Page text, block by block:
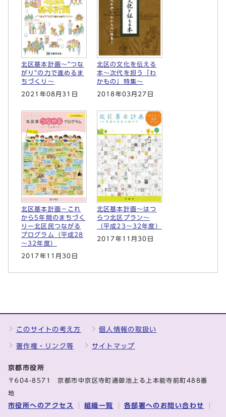
北区基本計画～”つな
がり”の力で進めるま
ちづくり～
2021年08月31日
北区の文化を伝える
本～次代を担う「わ
かもの」特集～
2018年03月27日
北区基本計画－これ
から5年間のまちづく
りー北区民つながる
プログラム（平成28
～32年度）
2017年11月30日
北区基本計画～はつ
らつ北区プラン～
（平成23～32年度）
2017年11月30日
このサイトの考え方 個人情報の取扱い
著作権・リンク等 サイトマップ
京都市役所
〒604-8571 京都市中京区寺町通御池上る上本能寺前町488番
地
市役所へのアクセス 組織一覧 各部署へのお問い合わせ